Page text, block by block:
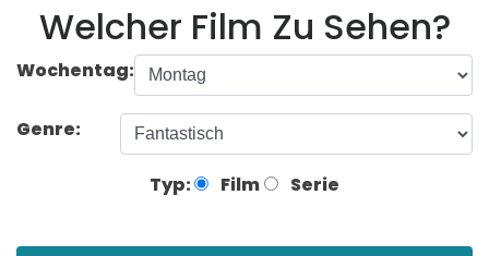
Welcher Film Zu Sehen?
Wochentag:
Genre:
Typ: Film Serie